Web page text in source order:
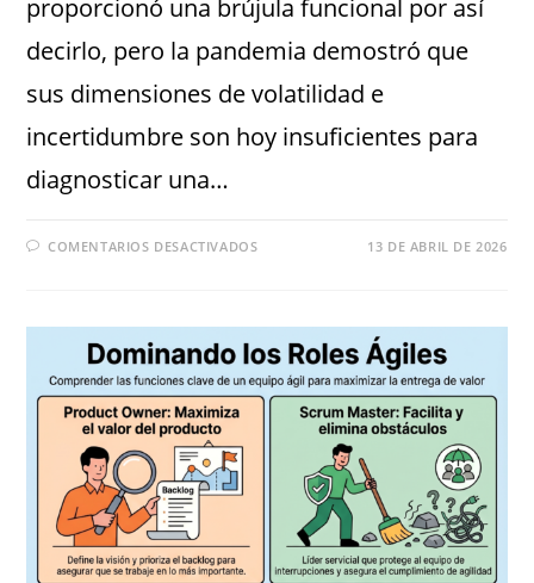
proporcionó una brújula funcional por así
decirlo, pero la pandemia demostró que
sus dimensiones de volatilidad e
incertidumbre son hoy insuficientes para
diagnosticar una…
COMENTARIOS DESACTIVADOS 13 DE ABRIL DE 2026